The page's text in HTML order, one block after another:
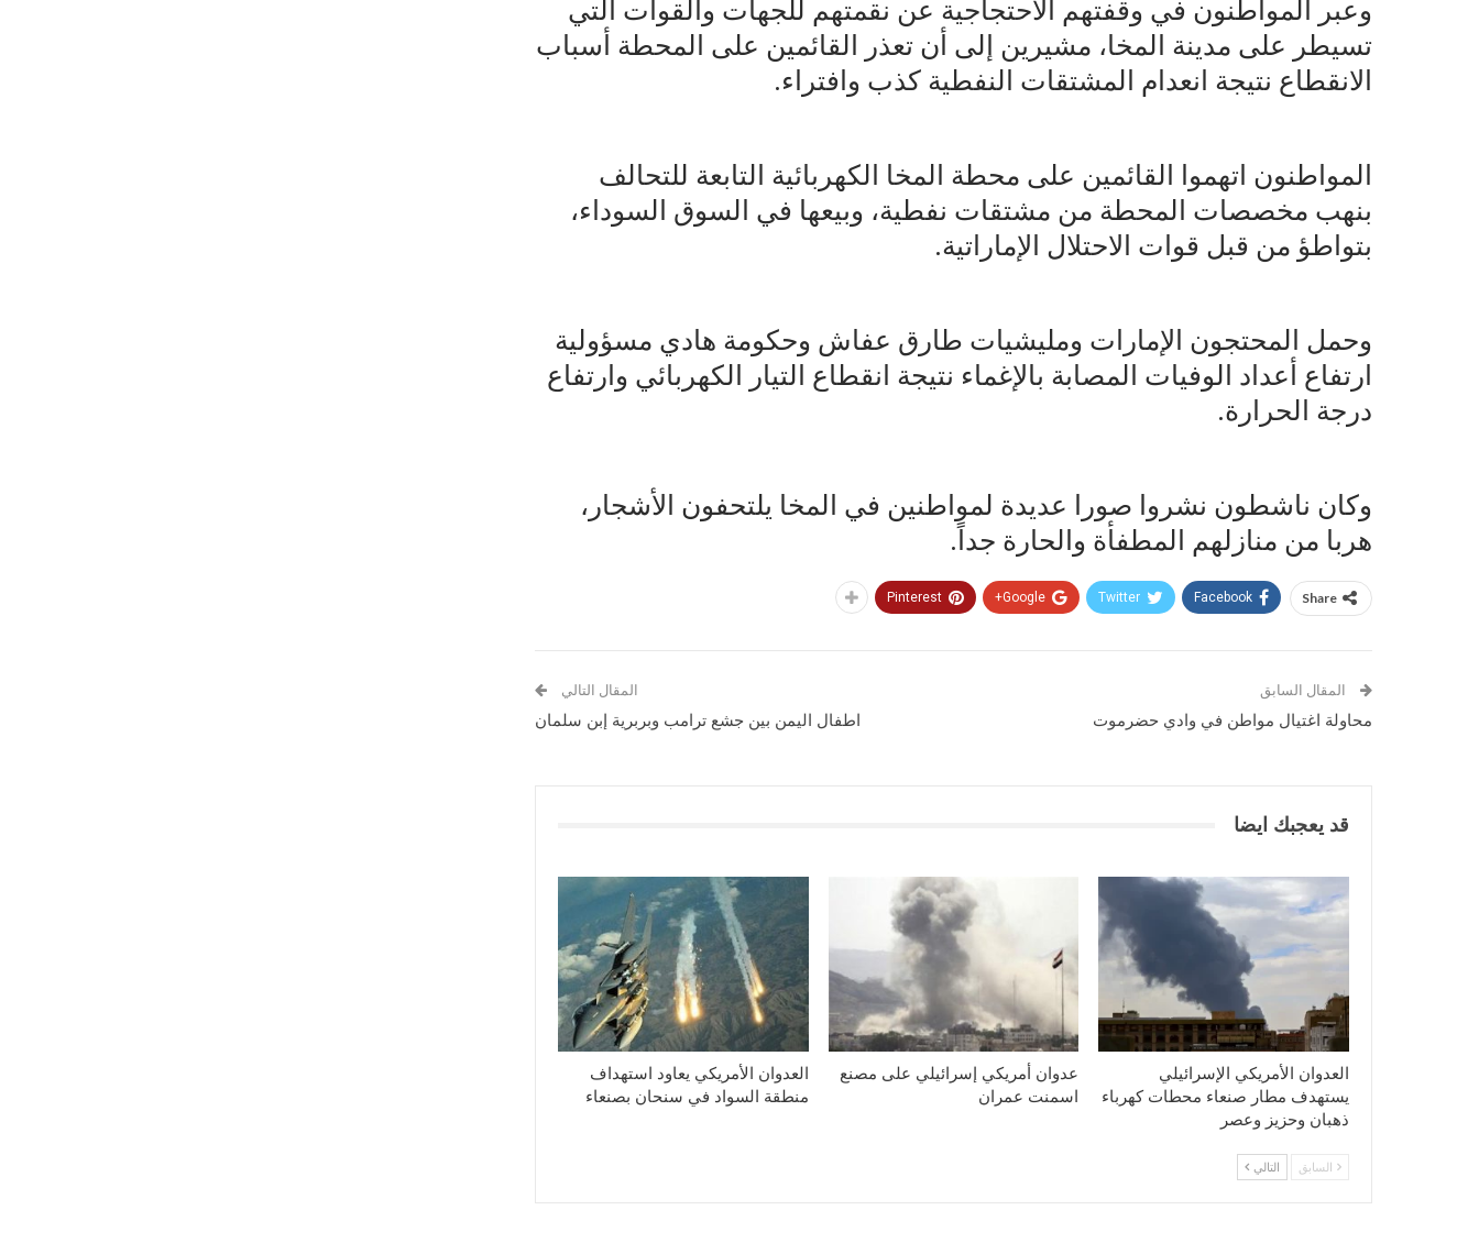
وعبر المواطنون في وقفتهم الاحتجاجية عن نقمتهم للجهات والقوات التي
تسيطر على مدينة المخا، مشيرين إلى أن تعذر القائمين على المحطة أسباب
الانقطاع نتيجة انعدام المشتقات النفطية كذب وافتراء.
المواطنون اتهموا القائمين على محطة المخا الكهربائية التابعة للتحالف
بنهب مخصصات المحطة من مشتقات نفطية، وبيعها في السوق السوداء،
بتواطؤ من قبل قوات الاحتلال الإماراتية.
وحمل المحتجون الإمارات ومليشيات طارق عفاش وحكومة هادي مسؤولية
ارتفاع أعداد الوفيات المصابة بالإغماء نتيجة انقطاع التيار الكهربائي وارتفاع
درجة الحرارة.
وكان ناشطون نشروا صورا عديدة لمواطنين في المخا يلتحفون الأشجار،
هربا من منازلهم المطفأة والحارة جداً.
Share
Facebook
Twitter
Google+
Pinterest
المقال السابق
محاولة اغتيال مواطن في وادي حضرموت
المقال التالي
اطفال اليمن بين جشع ترامب وبربرية إبن سلمان
قد يعجبك ايضا
العدوان الأمريكي الإسرائيلي
يستهدف مطار صنعاء محطات كهرباء
ذهبان وحزيز وعصر
عدوان أمريكي إسرائيلي على مصنع
اسمنت عمران
العدوان الأمريكي يعاود استهداف
منطقة السواد في سنحان بصنعاء
السابق التالي